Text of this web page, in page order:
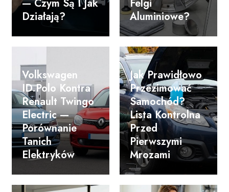
— Czym Są I Jak
Działają?
Felgi
Aluminiowe?
Volkswagen
ID.Polo Kontra
Renault Twingo
Electric —
Porównanie
Tanich
Elektryków
Jak Prawidłowo
Przezimować
Samochód?
Lista Kontrolna
Przed
Pierwszymi
Mrozami